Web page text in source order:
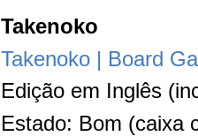
Takenoko
Takenoko | Board
Edição em Inglês
Estado: Bom (caixa